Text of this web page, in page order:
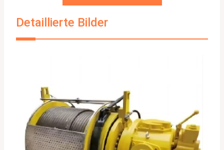
Detaillierte Bilder